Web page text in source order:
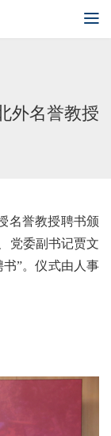
外名誉教授
名誉教授聘书颁
党委副书记贾文
”。仪式由人事